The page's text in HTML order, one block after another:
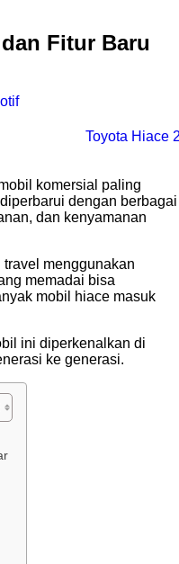
Fitur Baru
komersial paling
dengan berbagai
dan kenyamanan
menggunakan
memadai bisa
mobil hiace masuk
ini diperkenalkan di
ke generasi.